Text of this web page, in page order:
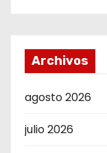
Archivos
agosto 2026
julio 2026